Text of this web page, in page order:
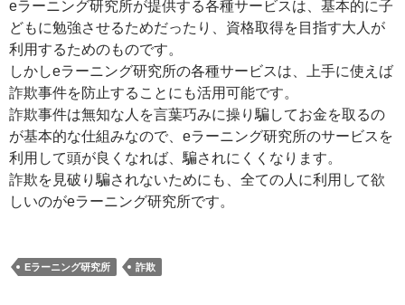
eラーニング研究所が提供する各種サービスは、基本的に子
どもに勉強させるためだったり、資格取得を目指す大人が
利用するためのものです。
しかしeラーニング研究所の各種サービスは、上手に使えば
詐欺事件を防止することにも活用可能です。
詐欺事件は無知な人を言葉巧みに操り騙してお金を取るの
が基本的な仕組みなので、eラーニング研究所のサービスを
利用して頭が良くなれば、騙されにくくなります。
詐欺を見破り騙されないためにも、全ての人に利用して欲
しいのがeラーニング研究所です。
Eラーニング研究所 詐欺